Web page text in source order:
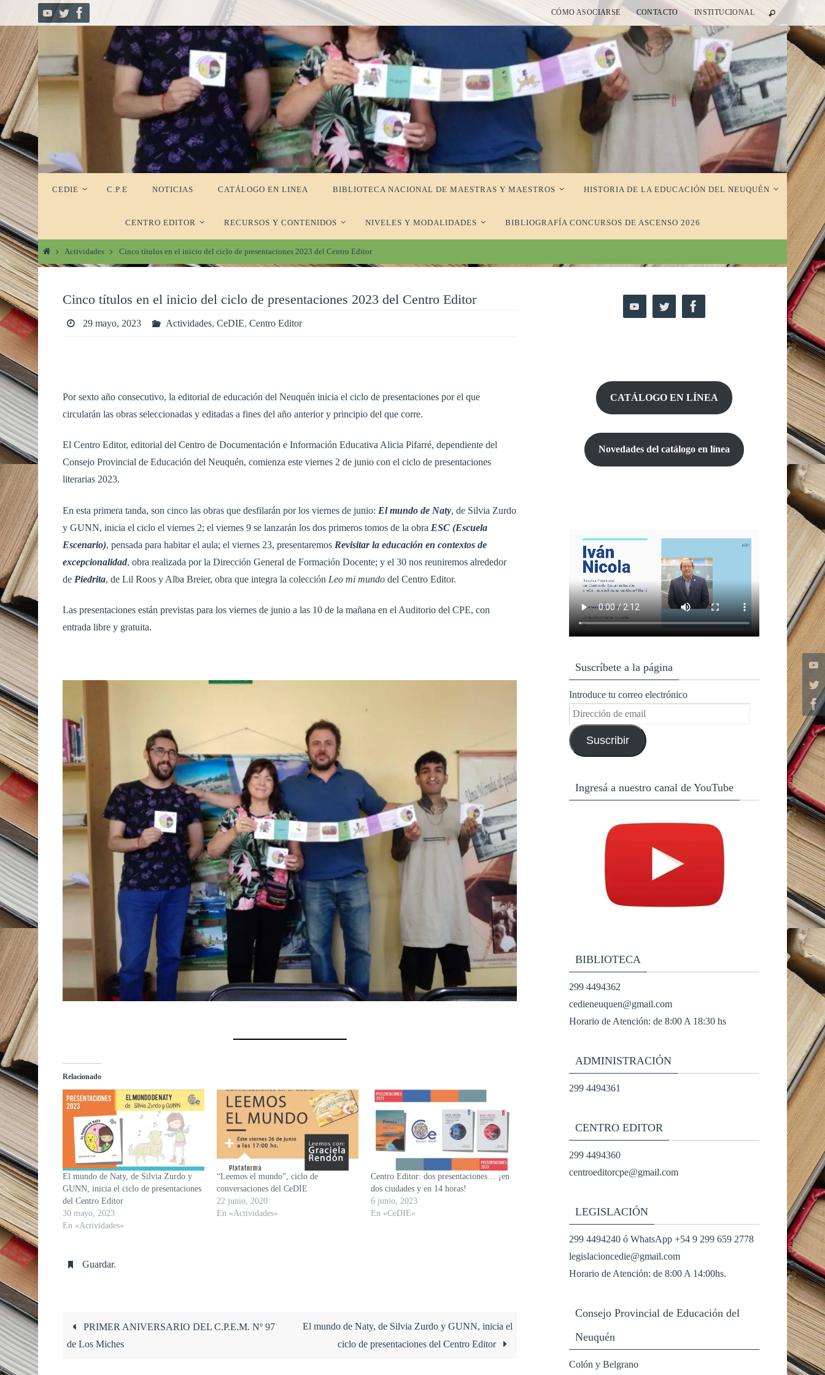
Ir
al
contenido
CÓMO ASOCIARSE CONTACTO INSTITUCIONAL
Ir
al
contenido
CEDIE C.P.E NOTICIAS CATÁLOGO EN LINEA BIBLIOTECA NACIONAL DE MAESTRAS Y MAESTROS HISTORIA DE LA EDUCACIÓN DEL NEUQUÉN
CENTRO EDITOR RECURSOS Y CONTENIDOS NIVELES Y MODALIDADES BIBLIOGRAFÍA CONCURSOS DE ASCENSO 2026
InicioActividades Cinco títulos en el inicio del ciclo de presentaciones 2023 del Centro Editor
Cinco títulos en el inicio del ciclo de presentaciones 2023 del Centro Editor
29 mayo, 2023 Actividades, CeDIE, Centro Editor
Por sexto año consecutivo, la editorial de educación del Neuquén inicia el ciclo de presentaciones por el que
circularán las obras seleccionadas y editadas a fines del año anterior y principio del que corre.
El Centro Editor, editorial del Centro de Documentación e Información Educativa Alicia Pifarré, dependiente del
Consejo Provincial de Educación del Neuquén, comienza este viernes 2 de junio con el ciclo de presentaciones
literarias 2023.
En esta primera tanda, son cinco las obras que desfilarán por los viernes de junio: El mundo de Naty, de Silvia Zurdo
y GUNN, inicia el ciclo el viernes 2; el viernes 9 se lanzarán los dos primeros tomos de la obra ESC (Escuela
Escenario), pensada para habitar el aula; el viernes 23, presentaremos Revisitar la educación en contextos de
excepcionalidad, obra realizada por la Dirección General de Formación Docente; y el 30 nos reuniremos alrededor
de Piedrita, de Lil Roos y Alba Breier, obra que integra la colección Leo mi mundo del Centro Editor.
Las presentaciones están previstas para los viernes de junio a las 10 de la mañana en el Auditorio del CPE, con
entrada libre y gratuita.
Relacionado
El mundo de Naty, de Silvia Zurdo y
GUNN, inicia el ciclo de presentaciones
del Centro Editor
30 mayo, 2023
En «Actividades»
“Leemos el mundo”, ciclo de
conversaciones del CeDIE
22 junio, 2020
En «Actividades»
Centro Editor: dos presentaciones… ¡en
dos ciudades y en 14 horas!
6 junio, 2023
En «CeDIE»
Guardar.
PRIMER ANIVERSARIO DEL C.P.E.M. Nº 97
de Los Miches
El mundo de Naty, de Silvia Zurdo y GUNN, inicia el
ciclo de presentaciones del Centro Editor
CATÁLOGO EN LÍNEA
Novedades del catálogo en línea
Suscríbete a la página
Introduce tu correo electrónico
Dirección
de
emailSuscribir
Ingresá a nuestro canal de YouTube
BIBLIOTECA
299 4494362
cedieneuquen@gmail.com
Horario de Atención: de 8:00 A 18:30 hs
ADMINISTRACIÓN
299 4494361
CENTRO EDITOR
299 4494360
centroeditorcpe@gmail.com
LEGISLACIÓN
299 4494240 ó WhatsApp +54 9 299 659 2778
legislacioncedie@gmail.com
Horario de Atención: de 8:00 A 14:00hs.
Consejo Provincial de Educación del
Neuquén
Colón y Belgrano